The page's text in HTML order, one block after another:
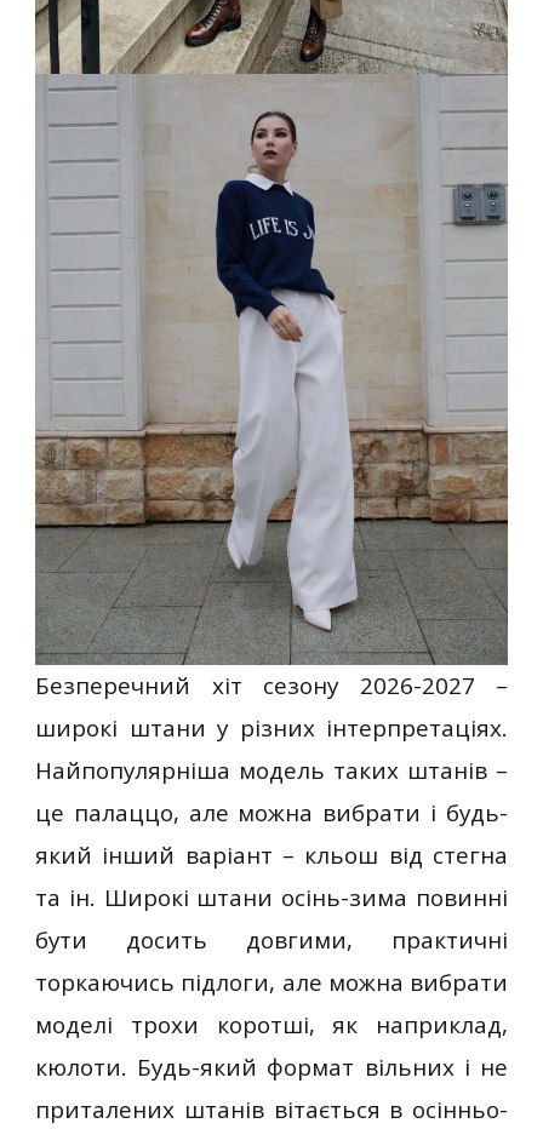
Безперечний хіт сезону 2026-2027 –
широкі штани у різних інтерпретаціях.
Найпопулярніша модель таких штанів –
це палаццо, але можна вибрати і будь-
який інший варіант – кльош від стегна
та ін. Широкі штани осінь-зима повинні
бути досить довгими, практичні
торкаючись підлоги, але можна вибрати
моделі трохи коротші, як наприклад,
кюлоти. Будь-який формат вільних і не
приталених штанів вітається в осінньо-